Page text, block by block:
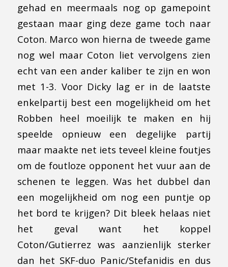
gehad en meermaals nog op gamepoint
gestaan maar ging deze game toch naar
Coton. Marco won hierna de tweede game
nog wel maar Coton liet vervolgens zien
echt van een ander kaliber te zijn en won
met 1-3. Voor Dicky lag er in de laatste
enkelpartij best een mogelijkheid om het
Robben heel moeilijk te maken en hij
speelde opnieuw een degelijke partij
maar maakte net iets teveel kleine foutjes
om de foutloze opponent het vuur aan de
schenen te leggen. Was het dubbel dan
een mogelijkheid om nog een puntje op
het bord te krijgen? Dit bleek helaas niet
het geval want het koppel
Coton/Gutierrez was aanzienlijk sterker
dan het SKF-duo Panic/Stefanidis en dus